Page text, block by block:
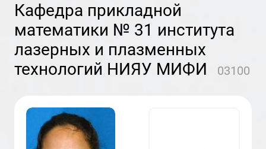
кафедра прикладной
математики № 31 института
лазерных и плазменных
технологий НИЯУ МИФИ
03100